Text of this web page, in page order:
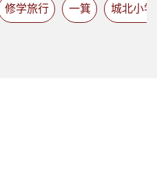
修学旅行 一箕 城北小